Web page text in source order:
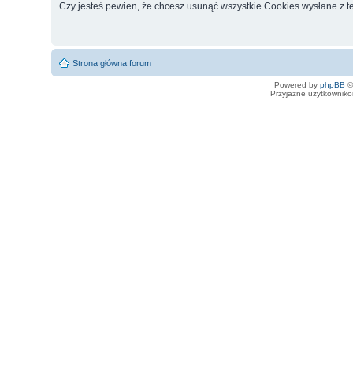
Czy jesteś pewien, że chcesz usunąć wszystkie Cookies wysłane z
Strona główna forum
Powered by phpBB
Przyjazne